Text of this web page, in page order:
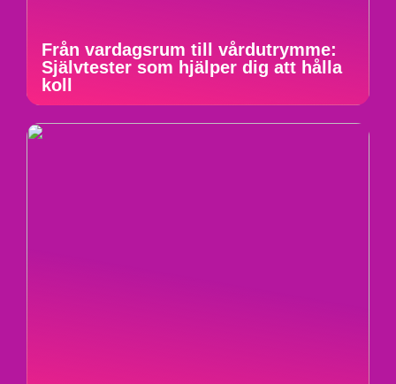
Från vardagsrum till vårdutrymme:
Självtester som hjälper dig att hålla
koll